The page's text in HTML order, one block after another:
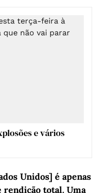
e vários
Unidos] é apenas
rendição total. Uma